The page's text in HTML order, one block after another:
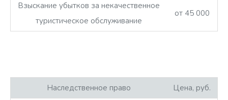
Взыскание убытков за некачественное
туристическое обслуживание
от 45 000
Наследственное право Цена, руб.